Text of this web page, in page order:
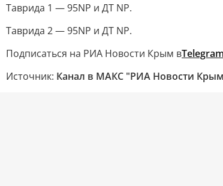
Таврида 1 — 95NP и ДТ NP.
Таврида 2 — 95NP и ДТ NP.
Подписаться на РИА Новости Крым вTelegram
Источник: Канал в МАКС "РИА Новости